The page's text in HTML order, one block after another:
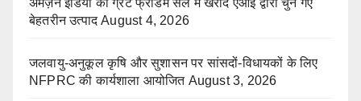
अमेज़न इंडिया की ग्रेट फ्रीडम सेल में खरीदें एआई द्वारा चुने गए
बेहतरीन उत्पाद August 4, 2026
जलवायु-अनुकूल कृषि और सुशासन पर सांसदों-विधायकों के लिए
NFPRC की कार्यशाला आयोजित August 3, 2026